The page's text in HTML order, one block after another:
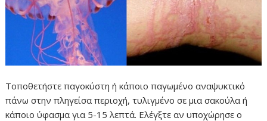
Τοποθετήστε παγοκύστη ή κάποιο παγωμένο αναψυκτικό
πάνω στην πληγείσα περιοχή, τυλιγμένο σε μια σακούλα ή
κάποιο ύφασμα για 5-15 λεπτά. Ελέγξτε αν υποχώρησε ο